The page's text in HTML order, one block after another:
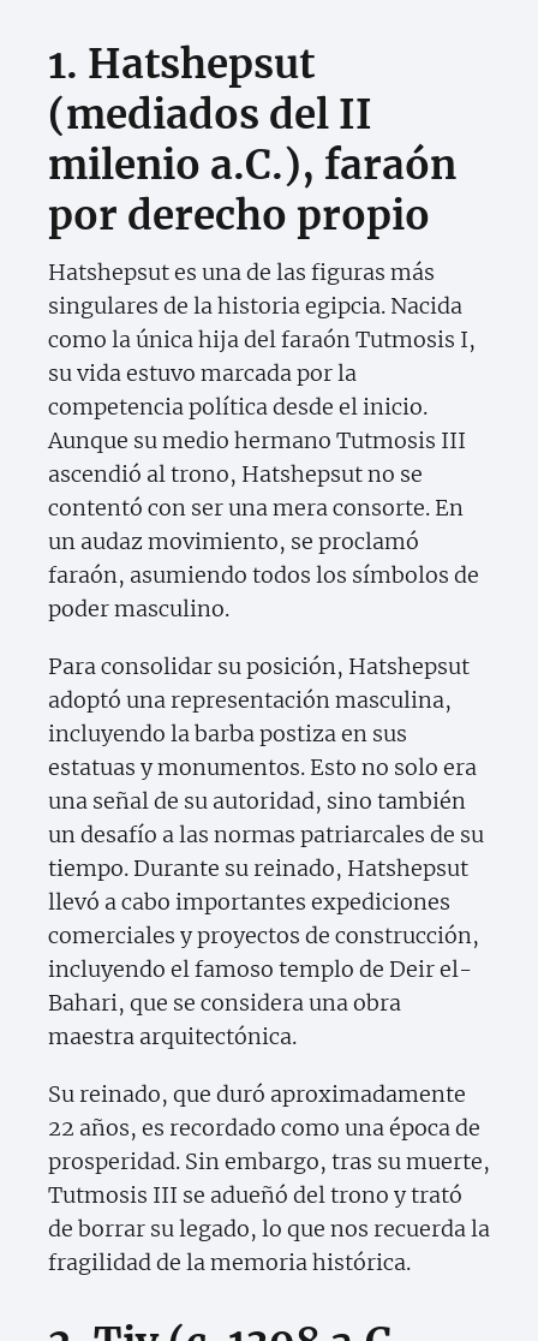
1. Hatshepsut
(mediados del II
milenio a.C.), faraón
por derecho propio
Hatshepsut es una de las figuras más
singulares de la historia egipcia. Nacida
como la única hija del faraón Tutmosis I,
su vida estuvo marcada por la
competencia política desde el inicio.
Aunque su medio hermano Tutmosis III
ascendió al trono, Hatshepsut no se
contentó con ser una mera consorte. En
un audaz movimiento, se proclamó
faraón, asumiendo todos los símbolos de
poder masculino.
Para consolidar su posición, Hatshepsut
adoptó una representación masculina,
incluyendo la barba postiza en sus
estatuas y monumentos. Esto no solo era
una señal de su autoridad, sino también
un desafío a las normas patriarcales de su
tiempo. Durante su reinado, Hatshepsut
llevó a cabo importantes expediciones
comerciales y proyectos de construcción,
incluyendo el famoso templo de Deir el-
Bahari, que se considera una obra
maestra arquitectónica.
Su reinado, que duró aproximadamente
22 años, es recordado como una época de
prosperidad. Sin embargo, tras su muerte,
Tutmosis III se adueñó del trono y trató
de borrar su legado, lo que nos recuerda la
fragilidad de la memoria histórica.